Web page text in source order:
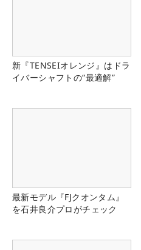
新『TENSEIオレンジ』はドラ
イバーシャフトの“最適解”
最新モデル『FJクオンタム』
を石井良介プロがチェック